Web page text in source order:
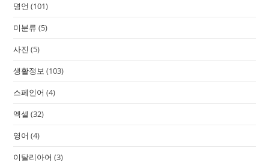
명언 (101)
미분류 (5)
사진 (5)
생활정보 (103)
스페인어 (4)
엑셀 (32)
영어 (4)
이탈리아어 (3)